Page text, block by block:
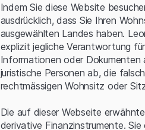
Im Zeitraum Juli bis September
Street-Erwartungen sowohl
Ergebnis übertroffen.
Platforms bei der operativen
40% lag sie im Berichtsquartal
zwei Jahren nicht mehr.
Umsatzseite von steigenden
rückläufigen Kosten.
Indem Sie diese Website
ausdrücklich, dass Sie Ihren
ausgewählten Landes haben.
explizit jegliche Verantwortung
Informationen oder Dokumenten
juristische Personen ab, die
rechtmässigen Wohnsitz oder
Die auf dieser Webseite
derivative Finanzinstrumente.